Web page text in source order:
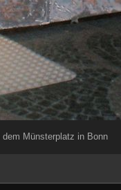
Münsterplatz in Bonn